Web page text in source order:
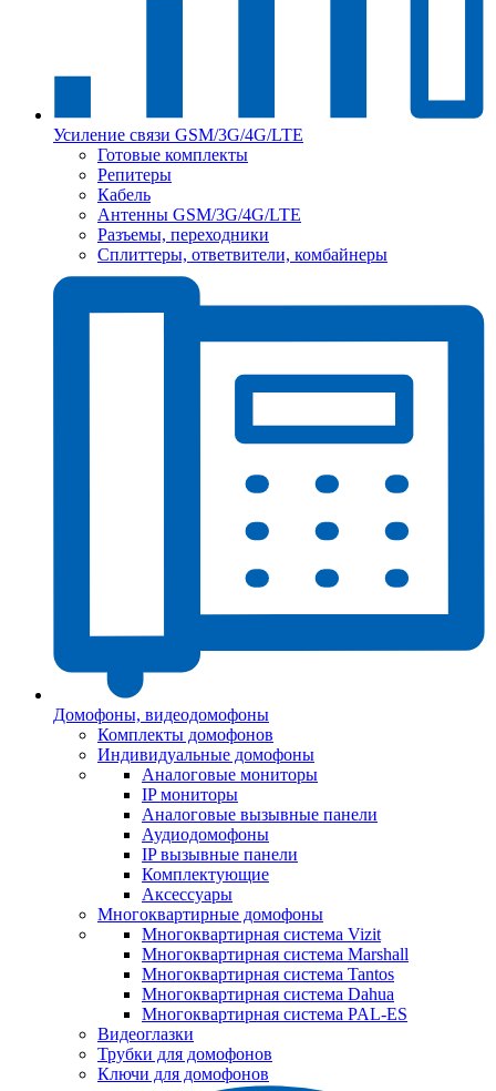
Усиление связи GSM/3G/4G/LTE
Готовые комплекты
Репитеры
Кабель
Антенны GSM/3G/4G/LTE
Разъемы, переходники
Сплиттеры, ответвители, комбайнеры
Домофоны, видеодомофоны
Комплекты домофонов
Индивидуальные домофоны
Аналоговые мониторы
IP мониторы
Аналоговые вызывные панели
Аудиодомофоны
IP вызывные панели
Комплектующие
Аксессуары
Многоквартирные домофоны
Многоквартирная система Vizit
Многоквартирная система Marshall
Многоквартирная система Tantos
Многоквартирная система Dahua
Многоквартирная система PAL-ES
Видеоглазки
Трубки для домофонов
Ключи для домофонов